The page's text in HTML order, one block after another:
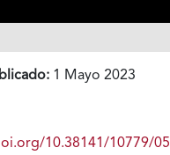
1 Mayo 2023
10.38141/10779/05